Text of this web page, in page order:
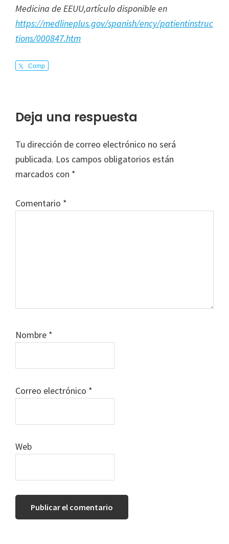
Medicina de EEUU,artículo disponible en
https://medlineplus.gov/spanish/ency/patientinstruc
tions/000847.htm
Comp
Interacciones
los
lectores
Deja una respuesta
Tu dirección de correo electrónico no será
publicada. Los campos obligatorios están
marcados con *
Comentario *
Nombre *
Correo electrónico *
Web